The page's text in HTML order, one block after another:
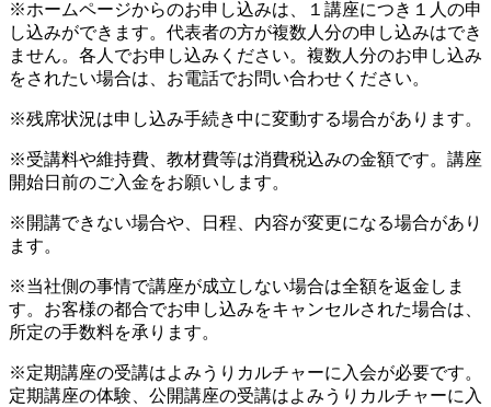
※ホームページからのお申し込みは、１講座につき１人の申
し込みができます。代表者の方が複数人分の申し込みはでき
ません。各人でお申し込みください。複数人分のお申し込み
をされたい場合は、お電話でお問い合わせください。
※残席状況は申し込み手続き中に変動する場合があります。
※受講料や維持費、教材費等は消費税込みの金額です。講座
開始日前のご入金をお願いします。
※開講できない場合や、日程、内容が変更になる場合があり
ます。
※当社側の事情で講座が成立しない場合は全額を返金しま
す。お客様の都合でお申し込みをキャンセルされた場合は、
所定の手数料を承ります。
※定期講座の受講はよみうりカルチャーに入会が必要です。
定期講座の体験、公開講座の受講はよみうりカルチャーに入